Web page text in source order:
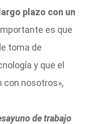
plazo con un
es que
toma de
y que el
con nosotros»,
de trabajo